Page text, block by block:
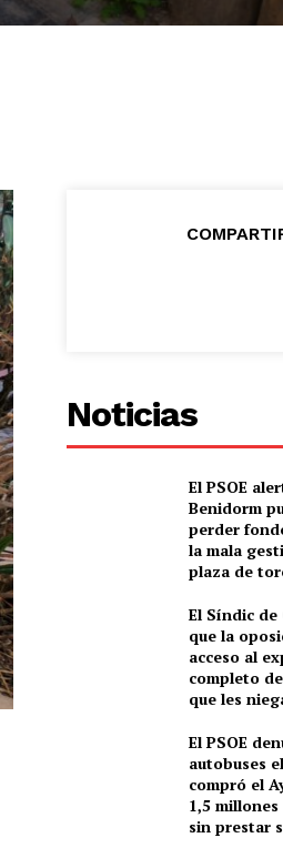
Noticias
El PSOE
Benidorm
perder
la mala
plaza de
El Síndic de
que la
acceso al
completo
que les
El PSOE
autobuses
compró el
1,5
sin prestar